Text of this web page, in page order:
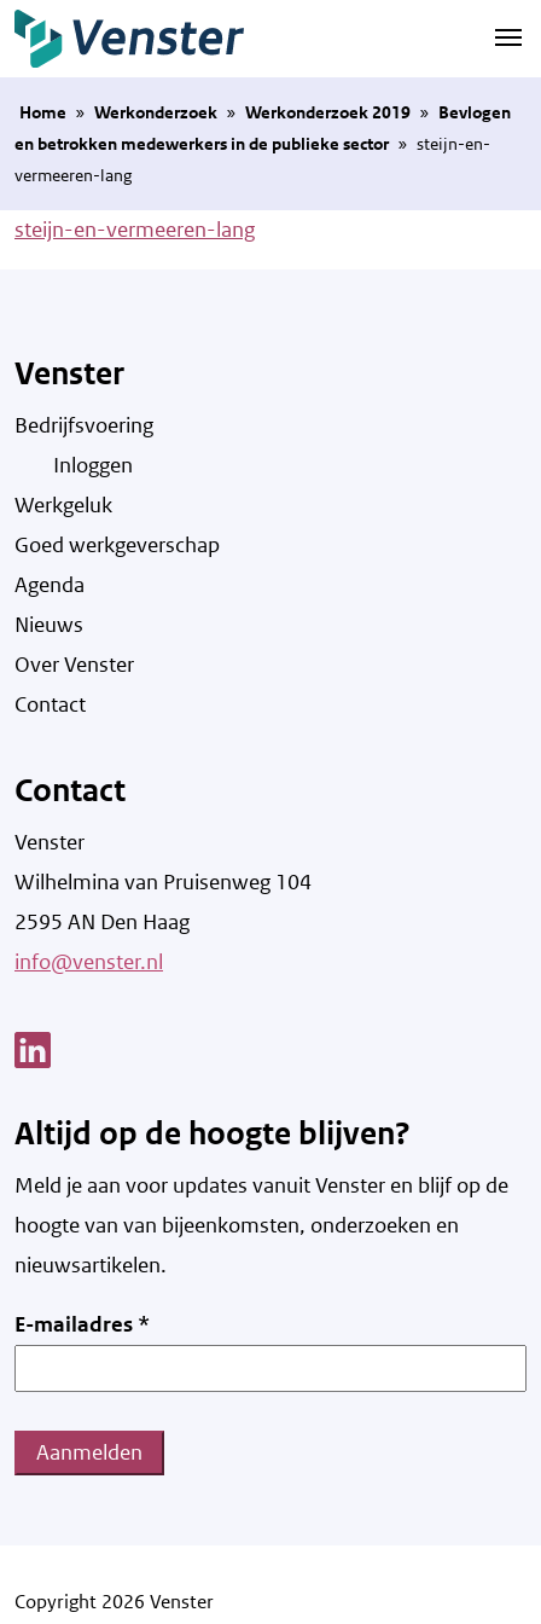
Naar hoofdinhoud
Home » Werkonderzoek » Werkonderzoek 2019 » Bevlogen
en betrokken medewerkers in de publieke sector » steijn-en-
vermeeren-lang
steijn-en-vermeeren-lang
Venster
Bedrijfsvoering
Inloggen
Werkgeluk
Goed werkgeverschap
Agenda
Nieuws
Over Venster
Contact
Contact
Venster
Wilhelmina van Pruisenweg 104
2595 AN Den Haag
info@venster.nl
Altijd op de hoogte blijven?
Meld je aan voor updates vanuit Venster en blijf op de
hoogte van van bijeenkomsten, onderzoeken en
nieuwsartikelen.
E-mailadres *
Aanmelden
Copyright 2026 Venster